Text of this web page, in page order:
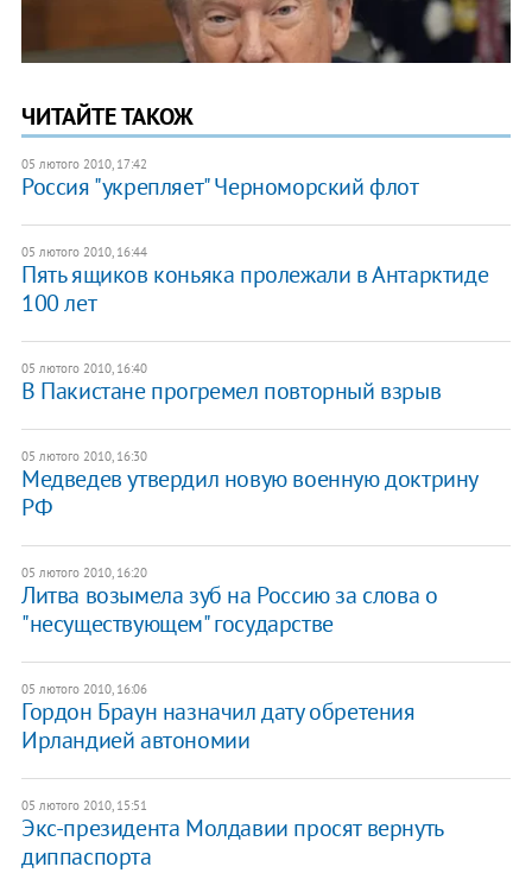
ЧИТАЙТЕ ТАКОЖ
05 лютого 2010, 17:42
Россия "укрепляет" Черноморский флот
05 лютого 2010, 16:44
Пять ящиков коньяка пролежали в Антарктиде
100 лет
05 лютого 2010, 16:40
В Пакистане прогремел повторный взрыв
05 лютого 2010, 16:30
Медведев утвердил новую военную доктрину
РФ
05 лютого 2010, 16:20
Литва возымела зуб на Россию за слова о
"несуществующем" государстве
05 лютого 2010, 16:06
Гордон Браун назначил дату обретения
Ирландией автономии
05 лютого 2010, 15:51
Экс-президента Молдавии просят вернуть
диппаспорта